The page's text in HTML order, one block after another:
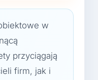
w
przyciągają
firm, jak i